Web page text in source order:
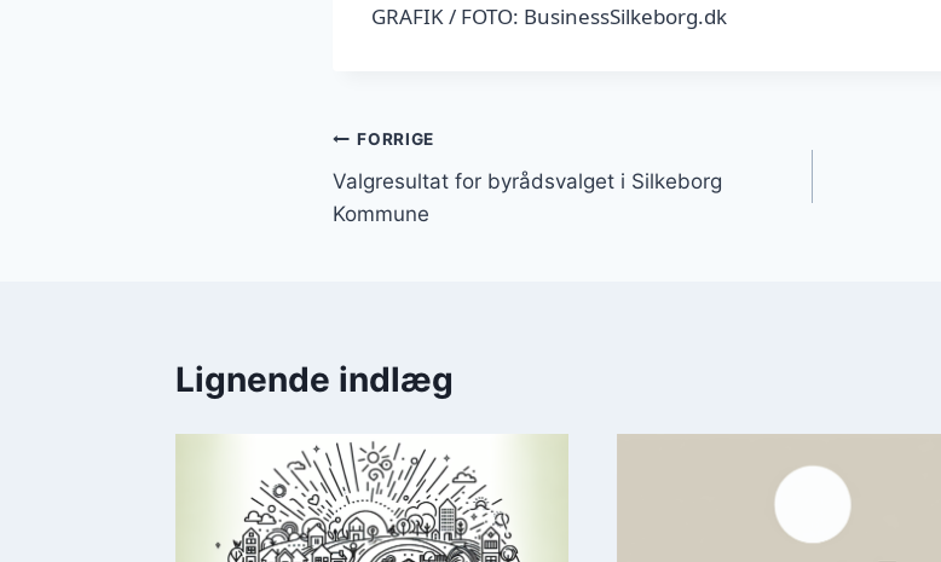
GRAFIK / FOTO: BusinessSilkeborg.dk
Indlægsnavigation
FORRIGE
Valgresultat for byrådsvalget i Silkeborg
Kommune
Lignende indlæg